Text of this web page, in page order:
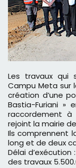
Les travaux qui se situent au lieu dit Fornacina et
Campu Meta sur
création d’une
Bastia-Furiani »
raccordement
rejoint la mairie
Ils comprennent
long et de deux
Délai d’exécution
des travaux